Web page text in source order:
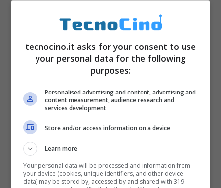
tecnocino.it asks for your consent to use
your personal data for the following
purposes:
Personalised advertising and content, advertising and
content measurement, audience research and
services development
Store and/or access information on a device
Learn more
Your personal data will be processed and information from
your device (cookies, unique identifiers, and other device
data) may be stored by, accessed by and shared with 319